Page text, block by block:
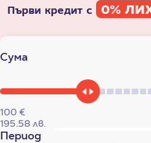
Първи кредит с 0%
Сума
100€
195.58лв.
Период